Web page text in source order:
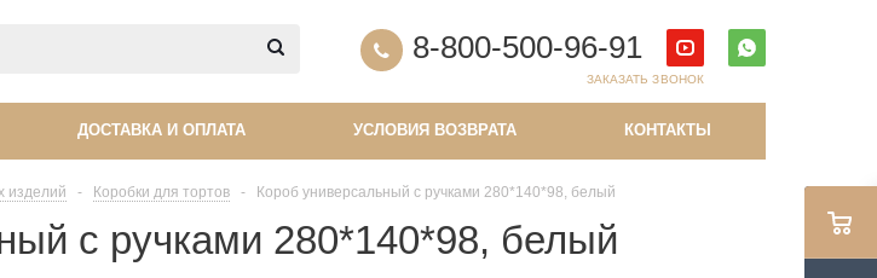
8-800-500-96-91
ЗАКАЗАТЬ ЗВОНОК
ДОСТАВКА И ОПЛАТА УСЛОВИЯ ВОЗВРАТА КОНТАКТЫ
изделий - Коробки для тортов - Короб универсальный с ручками 280*140*98, белый
с ручками 280*140*98, белый